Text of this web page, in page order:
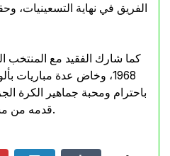
الفريق في نهاية التسعينيات،
كما شارك الفقيد مع المنتخب
1968، وخاض عدة مباريات
باحترام ومحبة جماهير الكرة
قدمه من مسيرة حافلة بالعطاء والوفاء.